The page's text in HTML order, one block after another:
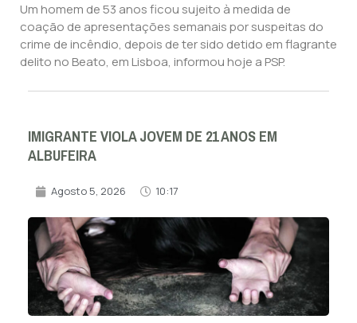
Um homem de 53 anos ficou sujeito à medida de
coação de apresentações semanais por suspeitas do
crime de incêndio, depois de ter sido detido em flagrante
delito no Beato, em Lisboa, informou hoje a PSP.
IMIGRANTE VIOLA JOVEM DE 21 ANOS EM
ALBUFEIRA
Agosto 5, 2026 10:17